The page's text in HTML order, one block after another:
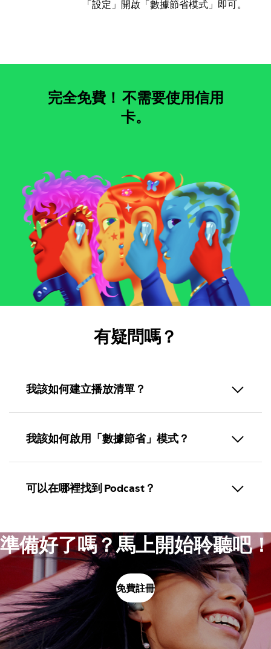
「設定」開啟「數據節省模式」即可。
完全免費！ 不需要使用信用
卡。
有疑問嗎？
我該如何建立播放清單？
我該如何啟用「數據節省」模式？
可以在哪裡找到 Podcast？
準備好了嗎？馬上開始聆聽吧！
免費註冊